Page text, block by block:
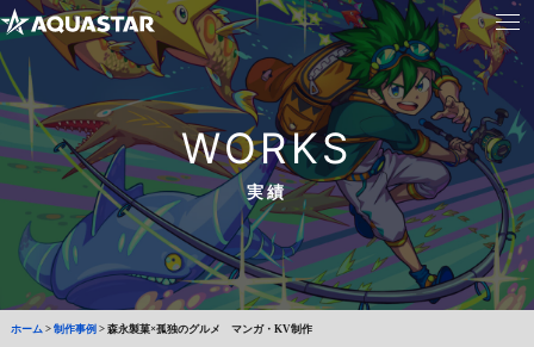
WORKS
実績
ホーム> 制作事例 > 森永製菓×孤独のグルメ マンガ・KV制作